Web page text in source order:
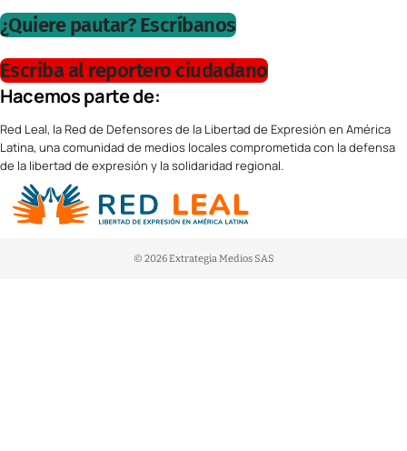
¿Quiere pautar? Escríbanos
Escriba al reportero ciudadano
Hacemos parte de:
Red Leal, la Red de Defensores de la Libertad de Expresión en América
Latina, una comunidad de medios locales comprometida con la defensa
de la libertad de expresión y la solidaridad regional.
© 2026 Extrategia Medios SAS